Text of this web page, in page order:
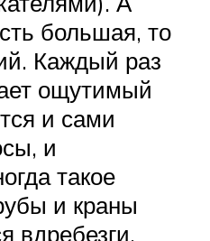
большая, то
Каждый раз
ощутимый
и сами
и
такое
и краны
вдребезги.